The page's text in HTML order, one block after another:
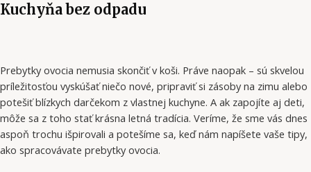
Kuchyňa bez odpadu
Prebytky ovocia nemusia skončiť v koši. Práve naopak – sú skvelou
príležitosťou vyskúšať niečo nové, pripraviť si zásoby na zimu alebo
potešiť blízkych darčekom z vlastnej kuchyne. A ak zapojíte aj deti,
môže sa z toho stať krásna letná tradícia. Veríme, že sme vás dnes
aspoň trochu išpirovali a potešíme sa, keď nám napíšete vaše tipy,
ako spracovávate prebytky ovocia.